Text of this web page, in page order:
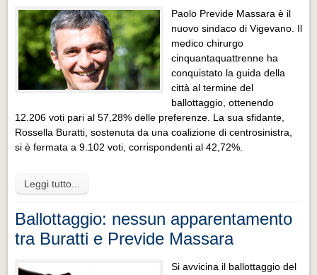
Paolo Previde Massara è il
nuovo sindaco di Vigevano. Il
medico chirurgo
cinquantaquattrenne ha
conquistato la guida della
città al termine del
ballottaggio, ottenendo
12.206 voti pari al 57,28% delle preferenze. La sua sfidante,
Rossella Buratti, sostenuta da una coalizione di centrosinistra,
si è fermata a 9.102 voti, corrispondenti al 42,72%.
Leggi tutto...
Ballottaggio: nessun apparentamento
tra Buratti e Previde Massara
Si avvicina il ballottaggio del